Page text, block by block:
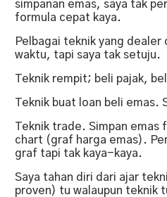
simpanan emas, saya tak
formula cepat kaya.
Pelbagai teknik yang dealer
waktu, tapi saya tak setuju.
Teknik rempit; beli pajak,
Teknik buat loan beli emas.
Teknik trade. Simpan emas
chart (graf harga emas).
graf tapi tak kaya-kaya.
Saya tahan diri dari ajar
proven) tu walaupun teknik